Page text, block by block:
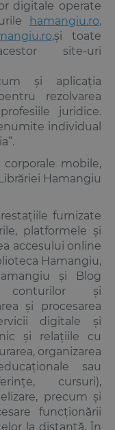
digitale operate
hamangiu.ro,
,și toate
site-uri
și aplicația
rezolvarea
juridice.
individual
corporale mobile,
Hamangiu
furnizate
platformele și
accesului online
Hamangiu,
și Blog
conturilor și
și procesarea
digitale și
și relațiile cu
organizarea
sau
cursuri),
precum și
funcționării
la distanță. În